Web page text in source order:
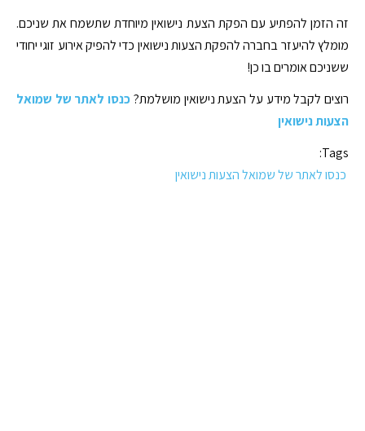
זה הזמן להפתיע עם הפקת הצעת נישואין מיוחדת שתשמח את שניכם.
מומלץ להיעזר בחברה להפקת הצעות נישואין כדי להפיק אירוע זוגי יחודי
ששניכם אומרים בו כן!
רוצים לקבל מידע על הצעת נישואין מושלמת?כנסו לאתר של שמואל
הצעות נישואין
Tags:
כנסו לאתר של שמואל הצעות נישואין